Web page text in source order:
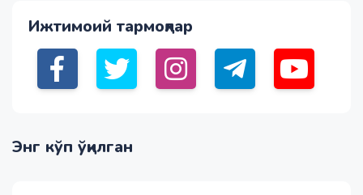
Ижтимоий тармоқлар
Энг кўп ўқилган